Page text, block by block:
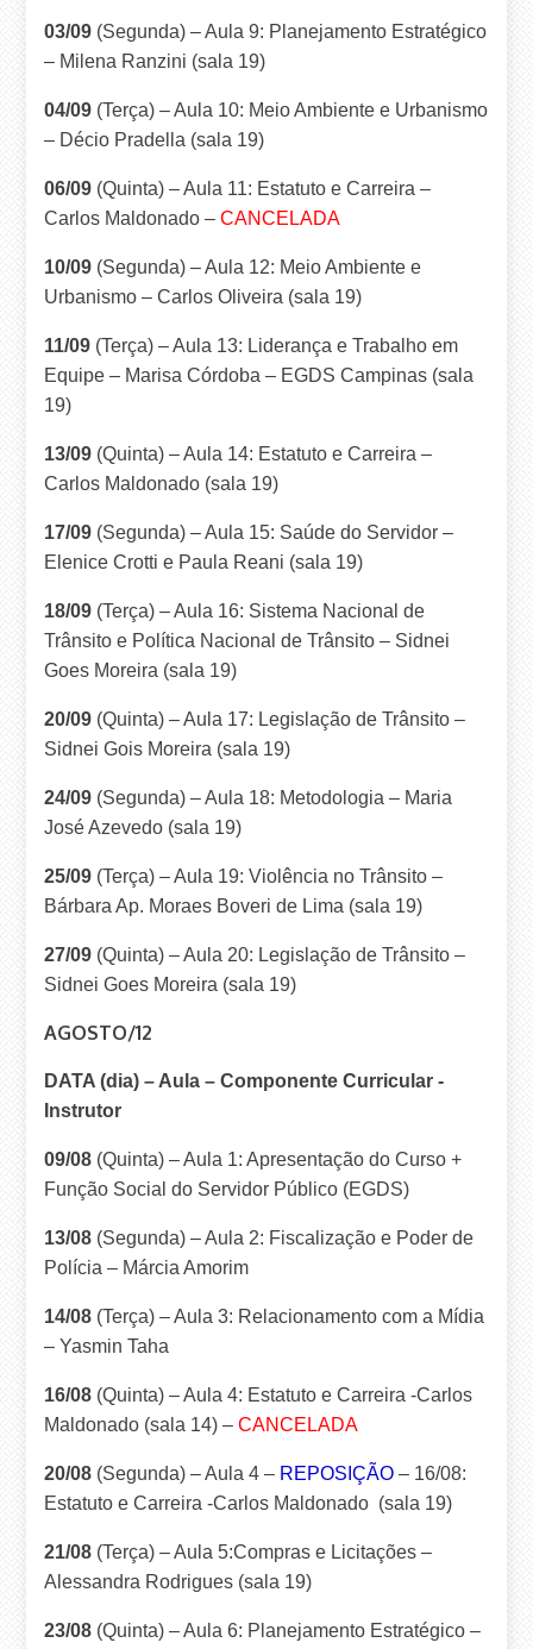
03/09 (Segunda) – Aula 9: Planejamento Estratégico
– Milena Ranzini (sala 19)
04/09 (Terça) – Aula 10: Meio Ambiente e Urbanismo
– Décio Pradella (sala 19)
06/09 (Quinta) – Aula 11: Estatuto e Carreira –
Carlos Maldonado –CANCELADA
10/09 (Segunda) – Aula 12: Meio Ambiente e
Urbanismo – Carlos Oliveira (sala 19)
11/09 (Terça) – Aula 13: Liderança e Trabalho em
Equipe – Marisa Córdoba – EGDS Campinas (sala
19)
13/09 (Quinta) – Aula 14: Estatuto e Carreira –
Carlos Maldonado (sala 19)
17/09 (Segunda) – Aula 15: Saúde do Servidor –
Elenice Crotti e Paula Reani (sala 19)
18/09 (Terça) – Aula 16: Sistema Nacional de
Trânsito e Política Nacional de Trânsito – Sidnei
Goes Moreira (sala 19)
20/09 (Quinta) – Aula 17: Legislação de Trânsito –
Sidnei Gois Moreira (sala 19)
24/09 (Segunda) – Aula 18: Metodologia – Maria
José Azevedo (sala 19)
25/09 (Terça) – Aula 19: Violência no Trânsito –
Bárbara Ap. Moraes Boveri de Lima (sala 19)
27/09 (Quinta) – Aula 20: Legislação de Trânsito –
Sidnei Goes Moreira (sala 19)
AGOSTO/12
DATA (dia) – Aula – Componente Curricular -
Instrutor
09/08 (Quinta) – Aula 1: Apresentação do Curso +
Função Social do Servidor Público (EGDS)
13/08 (Segunda) – Aula 2: Fiscalização e Poder de
Polícia – Márcia Amorim
14/08 (Terça) – Aula 3: Relacionamento com a Mídia
– Yasmin Taha
16/08 (Quinta) – Aula 4: Estatuto e Carreira -Carlos
Maldonado (sala 14) –CANCELADA
20/08 (Segunda) – Aula 4 – REPOSIÇÃO– 16/08:
Estatuto e Carreira -Carlos Maldonado (sala 19)
21/08 (Terça) – Aula 5:Compras e Licitações –
Alessandra Rodrigues (sala 19)
23/08 (Quinta) – Aula 6: Planejamento Estratégico –